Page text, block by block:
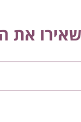
את